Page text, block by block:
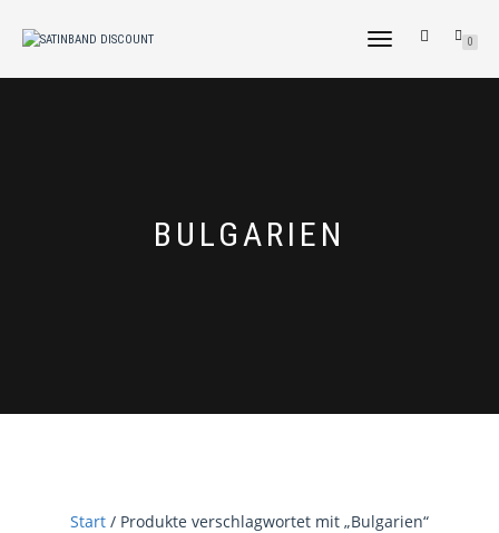
NAVIGATION
0
BULGARIEN
Start / Produkte verschlagwortet mit „Bulgarien“